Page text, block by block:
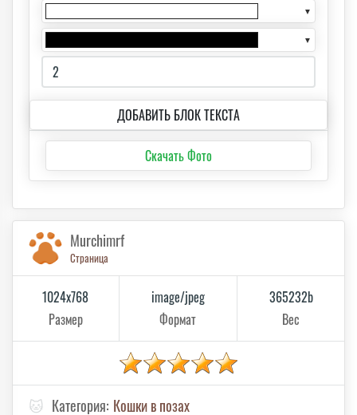
▼
▼
ДОБАВИТЬ БЛОК ТЕКСТА
Скачать Фото
Murchimrf
Страница
1024x768
Размер
image/jpeg
Формат
365232b
Вес
🐱 Категория: Кошки в позах